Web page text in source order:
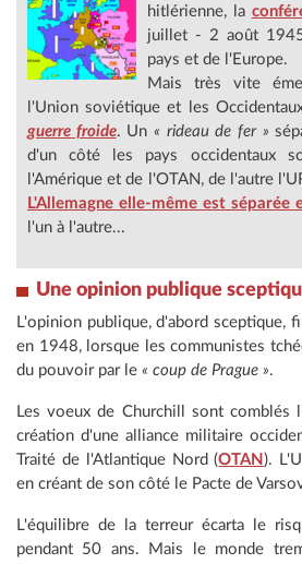
hitlérienne, la
juillet - 2 août
pays et de l'Europe.
Mais très vite
l'Union soviétique et les
guerre froide. Un« rideau de fer »
d'un côté les pays occidentaux
l'Amérique et de l'OTAN, de l'autre
L'Allemagne elle-même est séparée
l'un à l'autre...
Une opinion publique
L'opinion publique, d'abord sceptique,
en 1948, lorsque les communistes
du pouvoir par le « coup de Prague ».
Les voeux de Churchill sont comblés
création d'une alliance militaire
Traité de l'Atlantique Nord (OTAN ).
en créant de son côté le Pacte de
L'équilibre de la terreur écarta le
pendant 50 ans. Mais le monde